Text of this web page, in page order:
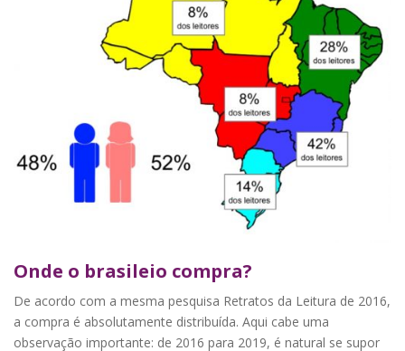
Onde o brasileio compra?
De acordo com a mesma pesquisa Retratos da Leitura de 2016,
a compra é absolutamente distribuída. Aqui cabe uma
observação importante: de 2016 para 2019, é natural se supor